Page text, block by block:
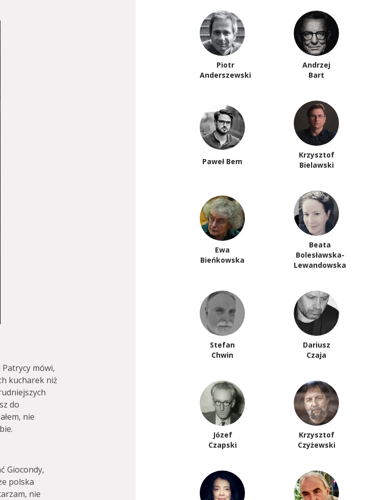
mówi,
kucharek niż
do
nie
Giocondy,
polska
nie
Piotr
Anderszewski
Andrzej
Bart
Paweł Bem
Krzysztof
Bielawski
Ewa
Bieńkowska
Beata
Bolesławska-
Lewandowska
Stefan
Chwin
Dariusz
Czaja
Józef
Czapski
Krzysztof
Czyżewski